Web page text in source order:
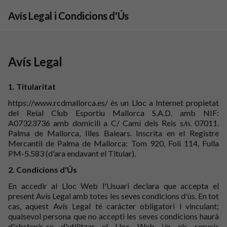
Avís Legal i Condicions d'Ús
Avís Legal
1. Titularitat
https://www.rcdmallorca.es/ és un Lloc a Internet propietat
del Reial Club Esportiu Mallorca S.A.D. amb NIF:
A07323736 amb domicili a C/ Camí dels Reis s/n. 07011.
Palma de Mallorca, Illes Balears. Inscrita en el Registre
Mercantil de Palma de Mallorca: Tom 920, Foli 114, Fulla
PM-5.583 (d'ara endavant el Titular).
2. Condicions d'Ús
En accedir al Lloc Web l'Usuari declara que accepta el
present Avís Legal amb totes les seves condicions d'ús. En tot
cas, aquest Avís Legal té caràcter obligatori i vinculant;
qualsevol persona que no accepti les seves condicions haurà